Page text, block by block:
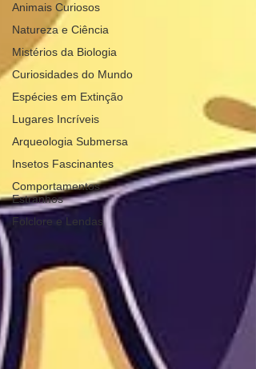
Animais Curiosos
Natureza e Ciência
Mistérios da Biologia
Curiosidades do Mundo
Espécies em Extinção
Lugares Incríveis
Arqueologia Submersa
Insetos Fascinantes
Comportamentos
Estranhos
Folclore e Lendas